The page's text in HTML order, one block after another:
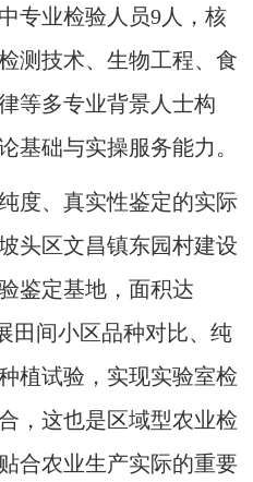
专业检验人员9人，核
测技术、生物工程、食
等多专业背景人士构
基础与实操服务能力。
、真实性鉴定的实际
头区文昌镇东园村建设
鉴定基地，面积达
田间小区品种对比、纯
植试验，实现实验室检
，这也是区域型农业检
合农业生产实际的重要